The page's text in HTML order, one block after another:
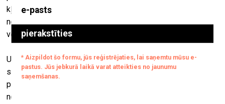
kļūst par metaforu plašākam kontekstam. Videodarbā
neitrālā vidē veidotais tēlu dialogs, brīžiem monologs tikai
vēl vairāk paspilgtina distances un atsvešinātības sajūtu.
Uzskatu, ka nomināciju pamato Līgas Spundes spēja radīt
saturā un formā vienotu telpu, kurā konkrēts stāsts pārtop
par metaforu šim vai citam krīzes laikam un tā atstātajiem
nospiedumiem uz sabiedrības emocionālo veselību,”